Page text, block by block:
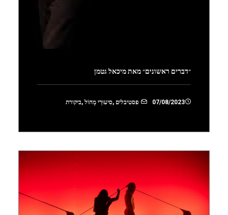
״דברים ראשונים״ מאת מיכאל גטמן
07/08/2023 פסטיבלים ,סִיעוּרֵי מָחוֹל ,ביקורת